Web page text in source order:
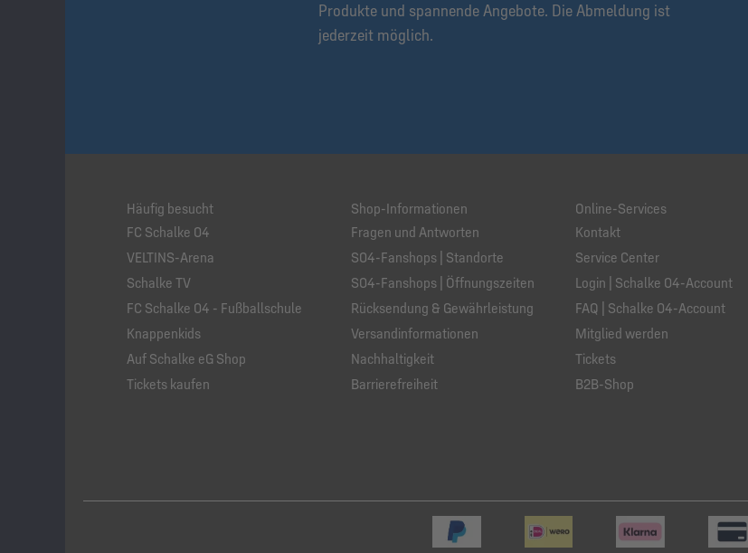
Produkte und spannende Angebote. Die Abmeldung ist
jederzeit möglich.
Häufig besucht
FC Schalke 04
VELTINS-Arena
Schalke TV
FC Schalke 04 - Fußballschule
Knappenkids
Auf Schalke eG Shop
Tickets kaufen
Shop-Informationen
Fragen und Antworten
S04-Fanshops | Standorte
S04-Fanshops | Öffnungszeiten
Rücksendung & Gewährleistung
Versandinformationen
Nachhaltigkeit
Barrierefreiheit
Online-Services
Kontakt
Service Center
Login | Schalke 04-Account
FAQ | Schalke 04-Account
Mitglied werden
Tickets
B2B-Shop